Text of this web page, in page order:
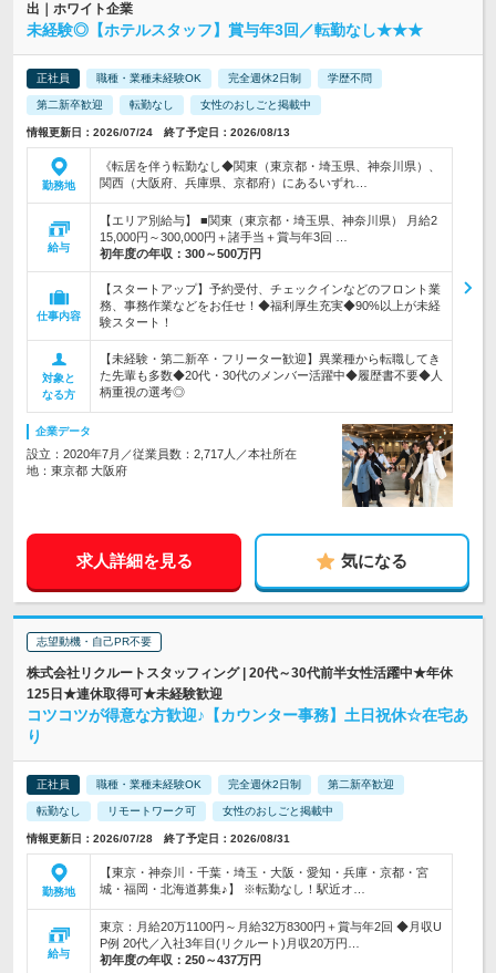
出｜ホワイト企業
未経験◎【ホテルスタッフ】賞与年3回／転勤なし★★★
正社員 職種・業種未経験OK 完全週休2日制 学歴不問
第二新卒歓迎 転勤なし 女性のおしごと掲載中
情報更新日：2026/07/24 終了予定日：2026/08/13
勤務地
《転居を伴う転勤なし◆関東（東京都・埼玉県、神奈川県）、
関西（大阪府、兵庫県、京都府）にあるいずれ…
給与
【エリア別給与】 ■関東（東京都・埼玉県、神奈川県） 月給2
15,000円～300,000円＋諸手当＋賞与年3回 …
初年度の年収： 300～500万円
仕事内容
【スタートアップ】予約受付、チェックインなどのフロント業
務、事務作業などをお任せ！◆福利厚生充実◆90%以上が未経
験スタート！
対象と
なる方
【未経験・第二新卒・フリーター歓迎】異業種から転職してき
た先輩も多数◆20代・30代のメンバー活躍中◆履歴書不要◆人
柄重視の選考◎
企業データ
設立：2020年7月／従業員数：2,717人／本社所在
地：東京都 大阪府
求人詳細を見る 気になる
志望動機・自己PR不要
株式会社リクルートスタッフィング | 20代～30代前半女性活躍中★年休
125日★連休取得可★未経験歓迎
コツコツが得意な方歓迎♪【カウンター事務】土日祝休☆在宅あ
り
正社員 職種・業種未経験OK 完全週休2日制 第二新卒歓迎
転勤なし リモートワーク可 女性のおしごと掲載中
情報更新日：2026/07/28 終了予定日：2026/08/31
勤務地
【東京・神奈川・千葉・埼玉・大阪・愛知・兵庫・京都・宮
城・福岡・北海道募集♪】 ※転勤なし！駅近オ…
給与
東京：月給20万1100円～月給32万8300円＋賞与年2回 ◆月収U
P例 20代／入社3年目(リクルート)月収20万円…
初年度の年収： 250～437万円